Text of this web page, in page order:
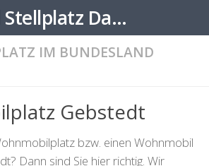
Wohnmobil Stellplatz Datenbank
IM BUNDESLAND
Gebstedt
bzw. einen Wohnmobil
Dann sind Sie hier richtig. Wir